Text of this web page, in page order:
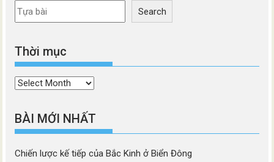
Search
Thời mục
Thời
BÀI MỚI NHẤT
Chiến lược kế tiếp của Bắc Kinh ở Biển Đông